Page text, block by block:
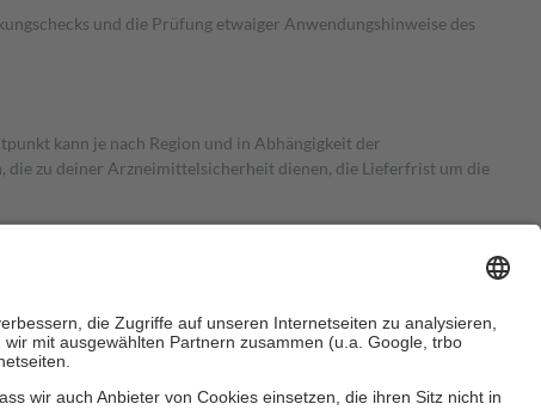
und die Prüfung etwaiger Anwendungshinweise des
kann je nach Region und in Abhängigkeit der
zu deiner Arzneimittelsicherheit dienen, die Lieferfrist um die
Zuzahlungen
an bei: